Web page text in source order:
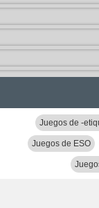
Juegos de -
Juegos de ESO